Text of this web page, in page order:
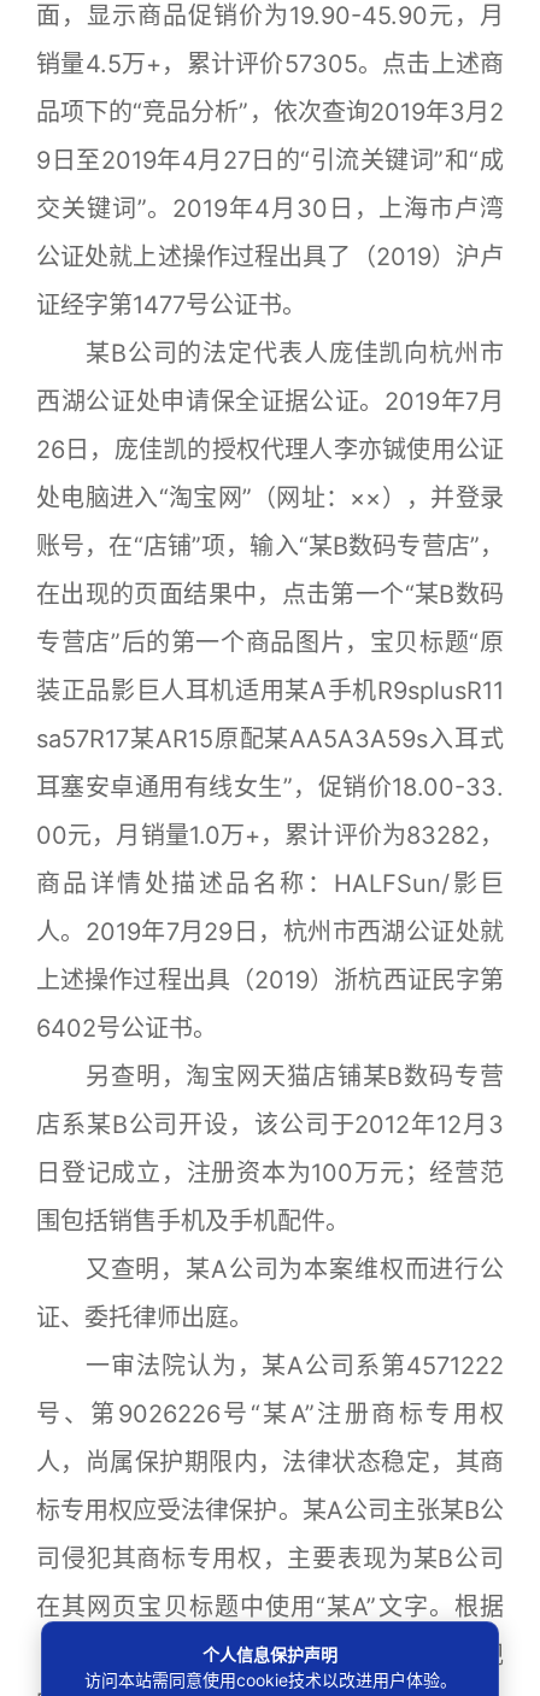
面，显示商品促销价为19.90-45.90元，月
销量4.5万+，累计评价57305。点击上述商
品项下的“竞品分析”，依次查询2019年3月2
9日至2019年4月27日的“引流关键词”和“成
交关键词”。2019年4月30日，上海市卢湾
公证处就上述操作过程出具了（2019）沪卢
证经字第1477号公证书。
某B公司的法定代表人庞佳凯向杭州市
西湖公证处申请保全证据公证。2019年7月
26日，庞佳凯的授权代理人李亦铖使用公证
处电脑进入“淘宝网”（网址：××），并登录
账号，在“店铺”项，输入“某B数码专营店”，
在出现的页面结果中，点击第一个“某B数码
专营店”后的第一个商品图片，宝贝标题“原
装正品影巨人耳机适用某A手机R9splusR11
sa57R17某AR15原配某AA5A3A59s入耳式
耳塞安卓通用有线女生”，促销价18.00-33.
00元，月销量1.0万+，累计评价为83282，
商品详情处描述品名称：HALFSun/影巨
人。2019年7月29日，杭州市西湖公证处就
上述操作过程出具（2019）浙杭西证民字第
6402号公证书。
另查明，淘宝网天猫店铺某B数码专营
店系某B公司开设，该公司于2012年12月3
日登记成立，注册资本为100万元；经营范
围包括销售手机及手机配件。
又查明，某A公司为本案维权而进行公
证、委托律师出庭。
一审法院认为，某A公司系第4571222
号、第9026226号“某A”注册商标专用权
人，尚属保护期限内，法律状态稳定，其商
标专用权应受法律保护。某A公司主张某B公
司侵犯其商标专用权，主要表现为某B公司
在其网页宝贝标题中使用“某A”文字。根据
《中华人民共和国商标法》第五十七条规
个人信息保护声明
访问本站需同意使用cookie技术以改进用户体验。